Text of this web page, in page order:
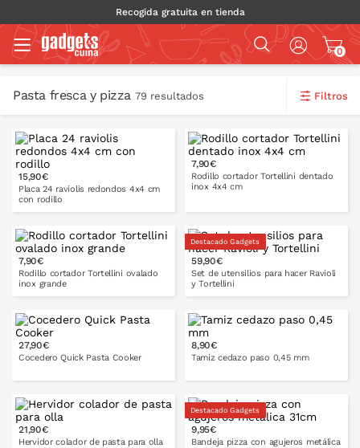
Recogida gratuita en tienda
0
Pasta fresca y pizza 79 resultados Filtros
15,90€
Placa 24 raviolis redondos 4x4 cm
con rodillo
PONLO EN LA CESTA
7,90€
Rodillo cortador Tortellini dentado
inox 4x4 cm
PONLO EN LA CESTA
7,90€
Rodillo cortador Tortellini ovalado
inox grande
PONLO EN LA CESTA
Destacado Gadgets
59,90€
Set de utensilios para hacer Ravioli
y Tortellini
PONLO EN LA CESTA
27,90€
Cocedero Quick Pasta Cooker
PONLO EN LA CESTA
8,90€
Tamiz cedazo paso 0,45 mm
16 cm 20 cm
25 cm
21,90€
Hervidor colador de pasta para olla
Destacado Gadgets
9,95€
Bandeja pizza con agujeros metálica